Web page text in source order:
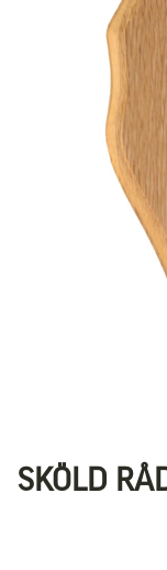
SKÖLD